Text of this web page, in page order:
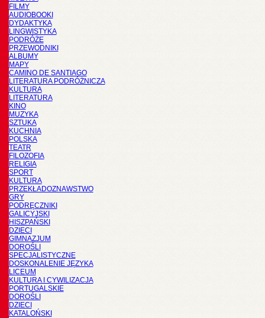
FILMY
AUDIOBOOKI
DYDAKTYKA
LINGWISTYKA
PODRÓŻE
PRZEWODNIKI
ALBUMY
MAPY
CAMINO DE SANTIAGO
LITERATURA PODRÓŻNICZA
KULTURA
LITERATURA
KINO
MUZYKA
SZTUKA
KUCHNIA
POLSKA
TEATR
FILOZOFIA
RELIGIA
SPORT
KULTURA
PRZEKŁADOZNAWSTWO
GRY
PODRĘCZNIKI
GALICYJSKI
HISZPAŃSKI
DZIECI
GIMNAZJUM
DOROŚLI
SPECJALISTYCZNE
DOSKONALENIE JĘZYKA
LICEUM
KULTURA I CYWILIZACJA
PORTUGALSKIE
DOROŚLI
DZIECI
KATALOŃSKI